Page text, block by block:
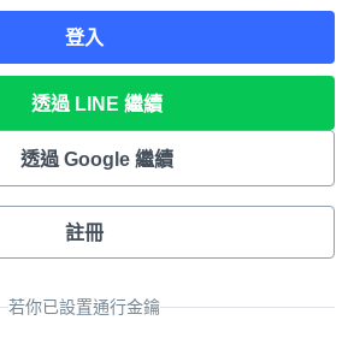
登入
透過 LINE 繼續
透過 Google 繼續
註冊
若你已設置通行金鑰